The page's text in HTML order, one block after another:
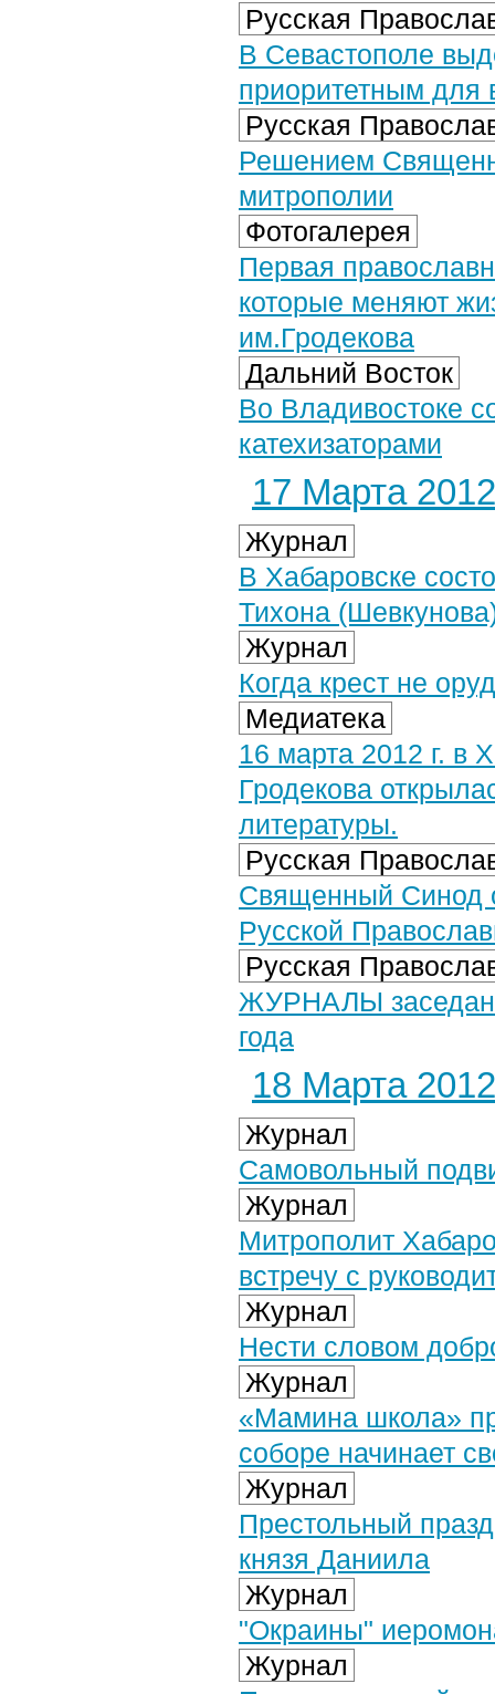
Русская
В Севастополе
приоритетным для
Русская
Решением
митрополии
Фотогалерея
Первая
которые меняют
им.Гродекова
Дальний Восток
Во Владивостоке
катехизаторами
17 Марта 2012
Журнал
В Хабаровске
Тихона
Журнал
Когда крест не
Медиатека
16 марта 2012 г. в
Гродекова
литературы.
Русская
Священный Синод
Русской
Русская
ЖУРНАЛЫ
года
18 Марта 2012
Журнал
Самовольный
Журнал
Митрополит
встречу с
Журнал
Нести словом
Журнал
«Мамина школа»
соборе начинает
Журнал
Престольный
князя Даниила
Журнал
"Окраины"
Журнал